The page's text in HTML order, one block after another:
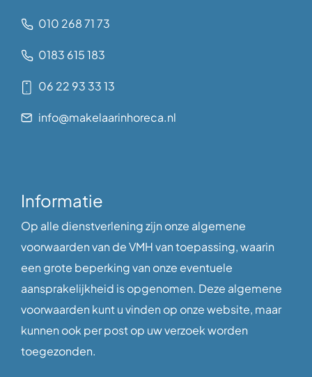
010 268 71 73
0183 615 183
06 22 93 33 13
info@makelaarinhoreca.nl
Informatie
Op alle dienstverlening zijn onze algemene
voorwaarden van de VMH van toepassing, waarin
een grote beperking van onze eventuele
aansprakelijkheid is opgenomen. Deze algemene
voorwaarden kunt u vinden op onze website, maar
kunnen ook per post op uw verzoek worden
toegezonden.